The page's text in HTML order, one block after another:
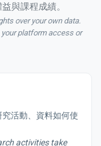
與課程成績。
over your own data.
platform access or
活動、資料如何使
activities take